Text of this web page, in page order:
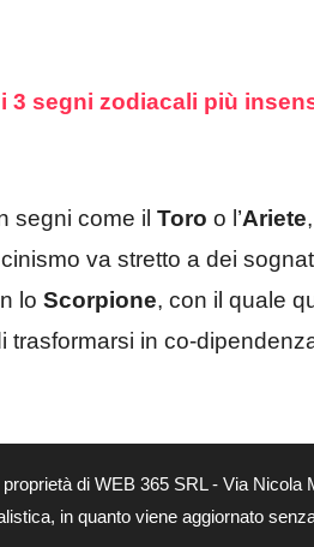
3 segni zodiacali più
segni come il Toro o l’Ariete
va stretto a dei
lo Scorpione, con il quale
trasformarsi in co-
di WEB 365 SRL - Via
in quanto viene aggiornato